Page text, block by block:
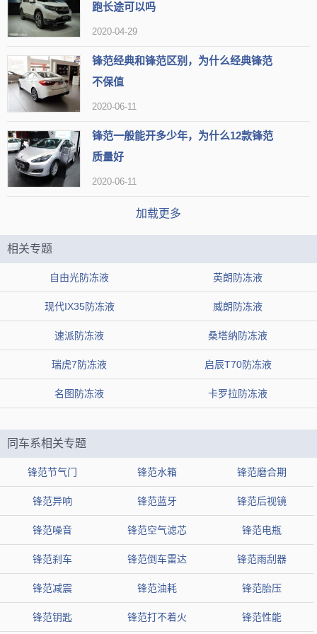
2、散热风扇的下面的水管有个放水螺丝，拧松它即可放出多余的
压都是具有一定危险系数的。并且放水阀并不是都在裸露的位置，有
些很隐蔽，即使找到了，操作也存在很大挑战。）
本田锋范防冻液多少钱，锋范防冻液加多少
本田锋范防冻液单买一升价格在40左右。车主们添加防冻液
添加到最上段刻度线以下即可，根据实际情况进行添加。
防冻液的全称应该叫防冻冷却液，意为有防冻功能的冷却
液。防冻液可以防止在寒冷冬季停车时冷却液结冰而胀裂散热器
但其实防冻液全年都要使用。
防冻液能够对冷却系统的部件起到防腐保护作用，防止水垢，避
跑长途可以吗
2020-04-29
锋范经典和锋范区别，为什么经典锋范
不保值
2020-06-11
锋范一般能开多少年，为什么12款锋范
质量好
2020-06-11
加载更多
相关专题
自由光防冻液 英朗防冻液
现代IX35防冻液 威朗防冻液
速派防冻液 桑塔纳防冻液
瑞虎7防冻液 启辰T70防冻液
名图防冻液 卡罗拉防冻液
同车系相关专题
锋范节气门 锋范水箱 锋范磨合期
锋范异响 锋范蓝牙 锋范后视镜
锋范噪音 锋范空气滤芯 锋范电瓶
锋范刹车 锋范倒车雷达 锋范雨刮器
锋范减震 锋范油耗 锋范胎压
锋范钥匙 锋范打不着火 锋范性能